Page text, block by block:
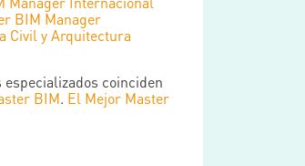
BIM Manager
Civil y Arquitectura
coinciden
BIM. El Mejor Master